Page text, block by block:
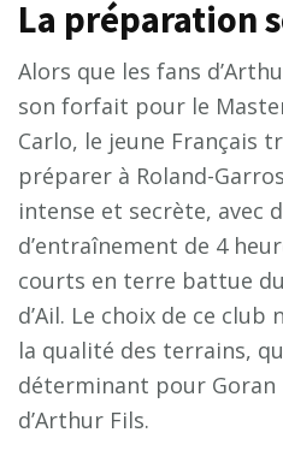
La préparation
Alors que les fans
son forfait pour le
Carlo, le jeune Français
préparer à Roland-
intense et secrète, avec
d’entraînement de 4
courts en terre battue
d’Ail. Le choix de ce club
la qualité des terrains,
déterminant pour Goran
d’Arthur Fils.